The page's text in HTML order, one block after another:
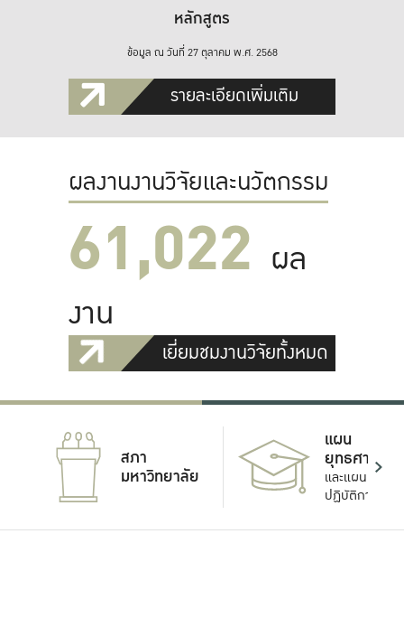
หลักสูตร
ข้อมูล ณ วันที่ 27 ตุลาคม พ.ศ. 2568
รายละเอียดเพิ่มเติม
ผลงานงานวิจัยและนวัตกรรม
61,022 ผล
งาน
เยี่ยมชมงานวิจัยทั้งหมด
สภา
มหาวิทยาลัย
แผน
ยุทธศาสตร์
และแผน
ปฏิบัติการ